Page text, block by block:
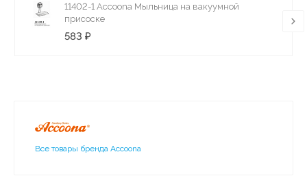
11402-1 Accoona Мыльница на вакуумной
присоске
583 ₽
Все товары бренда Accoona